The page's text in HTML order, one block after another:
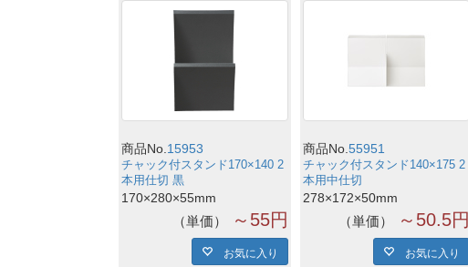
商品No.15953
チャック付スタンド170×140 2
本用仕切 黒
170×280×55mm
単価 ～55円
お気に入り
商品No.55951
チャック付スタンド140×175 2
本用中仕切
278×172×50mm
単価 ～50.5円
お気に入り